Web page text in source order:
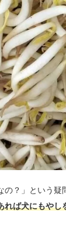
の？」という
れば犬にもやし